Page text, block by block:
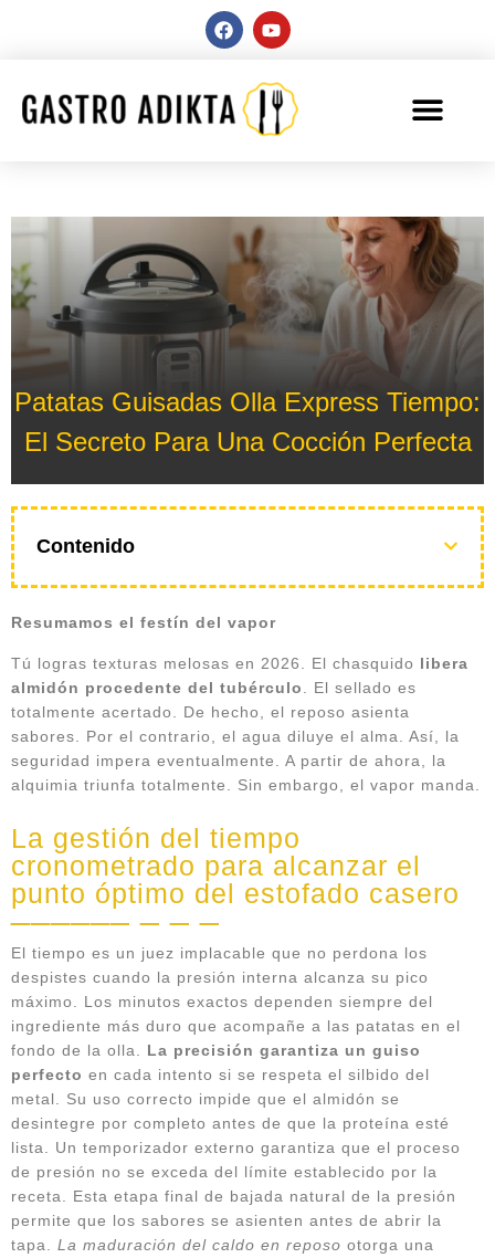
Patatas Guisadas Olla Express Tiempo:
El Secreto Para Una Cocción Perfecta
Contenido
Resumamos el festín del vapor
Tú logras texturas melosas en 2026. El chasquido libera
almidón procedente del tubérculo
. El sellado es
totalmente acertado. De hecho, el reposo asienta
sabores. Por el contrario, el agua diluye el alma. Así, la
seguridad impera eventualmente. A partir de ahora, la
alquimia triunfa totalmente. Sin embargo, el vapor manda.
La gestión del tiempo
cronometrado para alcanzar el
punto óptimo del estofado casero
El tiempo es un juez implacable que no perdona los
despistes cuando la presión interna alcanza su pico
máximo. Los minutos exactos dependen siempre del
ingrediente más duro que acompañe a las patatas en el
fondo de la olla. La precisión garantiza un guiso
perfecto en cada intento si se respeta el silbido del
metal. Su uso correcto impide que el almidón se
desintegre por completo antes de que la proteína esté
lista. Un temporizador externo garantiza que el proceso
de presión no se exceda del límite establecido por la
receta. Esta etapa final de bajada natural de la presión
permite que los sabores se asienten antes de abrir la
tapa. La maduración del caldo en reposo otorga una